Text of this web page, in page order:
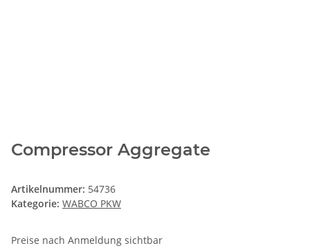
Compressor Aggregate
Artikelnummer: 54736
Kategorie: WABCO PKW
Preise nach Anmeldung sichtbar